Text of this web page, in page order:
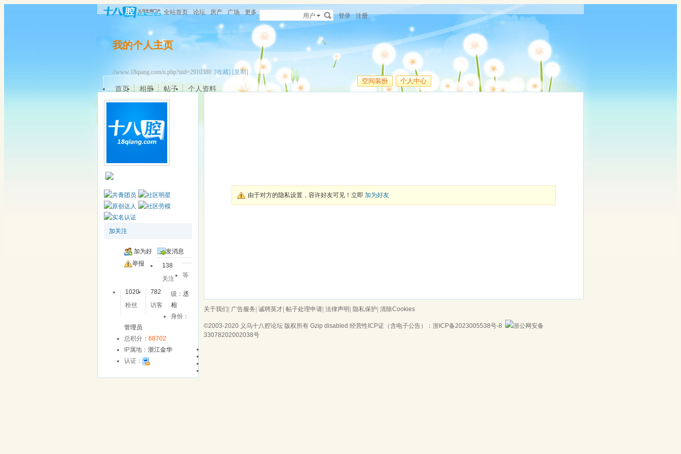
全站首页 论坛 房产 广场 更多 用户 登录 注册
我的个人主页
//www.18qiang.com/u.php?uid=2910380 [收藏] [复制]
空间装扮 个人中心
首页 相册 帖子 个人资料
加关注
加为好
友
发消息
举报
138
关注
1020
粉丝
782
访客
等
级：丞
相
身份：
管理员
总积分： 68702
IP属地： 浙江金华
认证：
由于对方的隐私设置，容许好友可见！立即 加为好友
关于我们 广告服务 诚聘英才 帖子处理申请 法律声明 隐私保护 清除Cookies
©2003-2020 义乌十八腔论坛 版权所有 Gzip disabled 经营性ICP证（含电子公告）：浙ICP备2023005538号-8
浙公网安备
33078202002038号